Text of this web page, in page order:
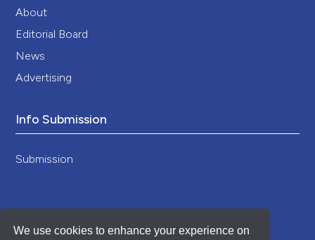
We use cookies to enhance your experience on
About
Editorial Board
News
Advertising
Info Submission
Submission